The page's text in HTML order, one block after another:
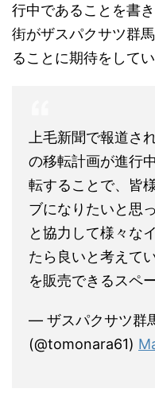
行中であることを書
街がザスパクサツ群
ることに期待をしてい
上毛新聞で報道さ
の移転計画が進行
転することで、皆
ブになりたいと思
と協力して様々な
たら良いと考えて
を販売できるスペ
— ザスパクサツ群
(@tomonara61)